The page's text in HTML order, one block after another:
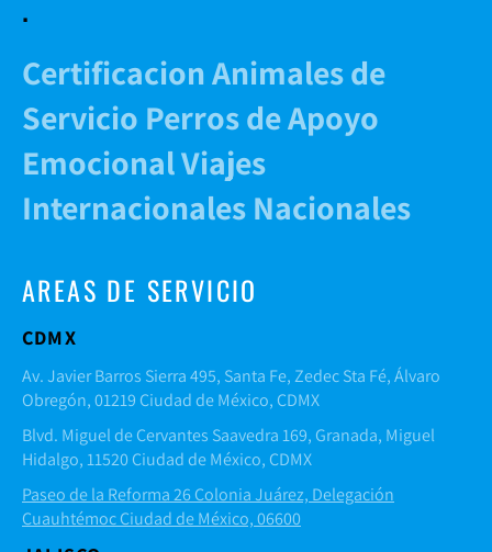
Certificacion Animales de
Servicio Perros de Apoyo
Emocional Viajes
Internacionales Nacionales
AREAS DE SERVICIO
CDMX
Av. Javier Barros Sierra 495, Santa Fe, Zedec Sta Fé, Álvaro
Obregón, 01219 Ciudad de México, CDMX
Blvd. Miguel de Cervantes Saavedra 169, Granada, Miguel
Hidalgo, 11520 Ciudad de México, CDMX
Paseo de la Reforma 26 Colonia Juárez, Delegación
Cuauhtémoc Ciudad de México, 06600